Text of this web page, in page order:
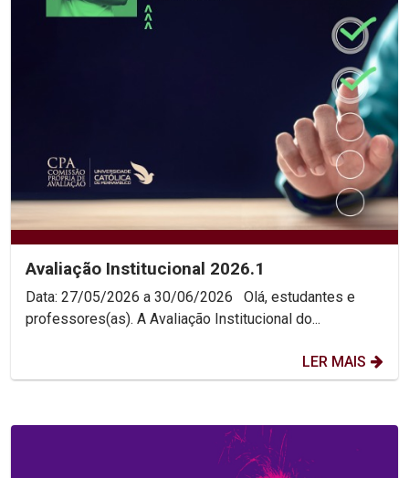
Avaliação Institucional 2026.1
Data: 27/05/2026 a 30/06/2026 Olá, estudantes e
professores(as). A Avaliação Institucional do...
LER MAIS